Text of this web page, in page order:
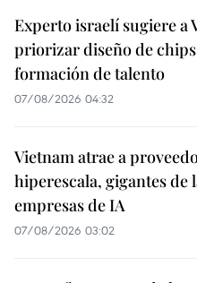
Experto israelí sugiere a
priorizar diseño de
formación de talento
07/08/2026 04:32
Vietnam atrae a
hiperescala, gigantes de
empresas de IA
07/08/2026 03:02